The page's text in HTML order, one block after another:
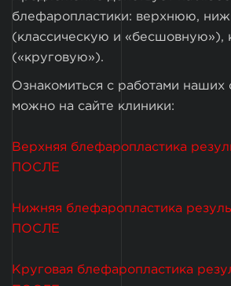
блефаропластики: верхнюю,
(классическую и «бесшовную»),
(«круговую»).
Ознакомиться с работами наших
можно на сайте клиники:
Верхняя блефаропластика
ПОСЛЕ
Нижняя блефаропластика
ПОСЛЕ
Круговая блефаропластика